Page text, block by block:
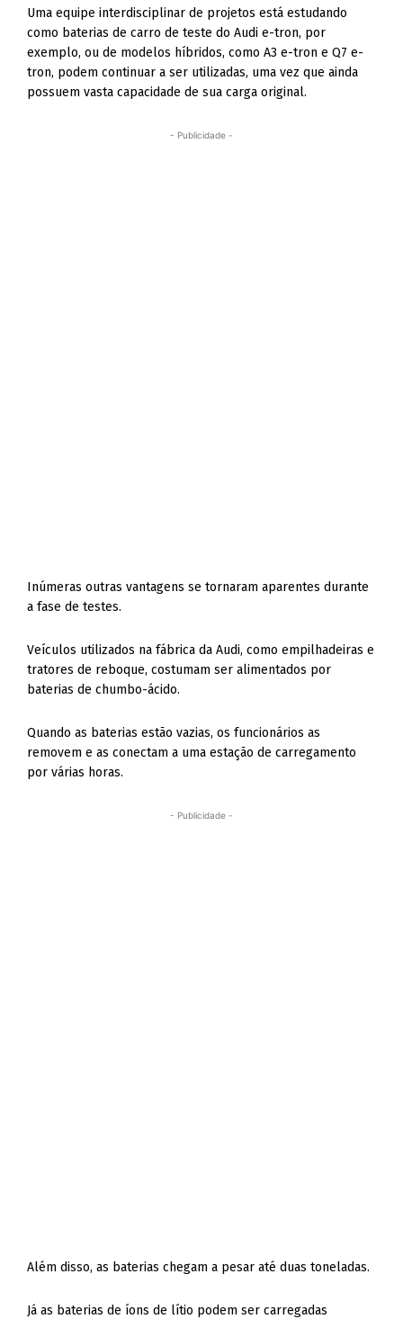
Uma equipe interdisciplinar de projetos está estudando
como baterias de carro de teste do Audi e-tron, por
exemplo, ou de modelos híbridos, como A3 e-tron e Q7 e-
tron, podem continuar a ser utilizadas, uma vez que ainda
possuem vasta capacidade de sua carga original.
- Publicidade -
Inúmeras outras vantagens se tornaram aparentes durante
a fase de testes.
Veículos utilizados na fábrica da Audi, como empilhadeiras e
tratores de reboque, costumam ser alimentados por
baterias de chumbo-ácido.
Quando as baterias estão vazias, os funcionários as
removem e as conectam a uma estação de carregamento
por várias horas.
- Publicidade -
Além disso, as baterias chegam a pesar até duas toneladas.
Já as baterias de íons de lítio podem ser carregadas